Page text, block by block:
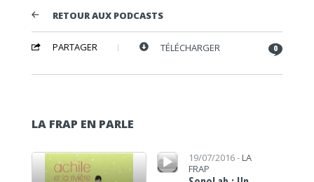
RETOUR AUX PODCASTS
PARTAGER TÉLÉCHARGER 0
LA FRAP EN PARLE
Lecteur audio
Lecteur audio 19/07/2016 - LA
FRAP